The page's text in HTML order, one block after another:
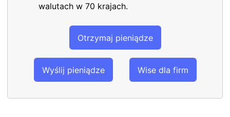
walutach w 70 krajach.
Otrzymaj pieniądze
Wyślij pieniądze Wise dla firm